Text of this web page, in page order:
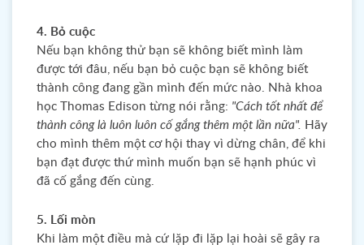
4. Bỏ cuộc
Nếu bạn không thử bạn sẽ không biết mình làm
được tới đâu, nếu bạn bỏ cuộc bạn sẽ không biết
thành công đang gần mình đến mức nào. Nhà khoa
học Thomas Edison từng nói rằng: "Cách tốt nhất để
thành công là luôn luôn cố gắng thêm một lần nữa". Hãy
cho mình thêm một cơ hội thay vì dừng chân, để khi
bạn đạt được thứ mình muốn bạn sẽ hạnh phúc vì
đã cố gắng đến cùng.
5. Lối mòn
Khi làm một điều mà cứ lặp đi lặp lại hoài sẽ gây ra